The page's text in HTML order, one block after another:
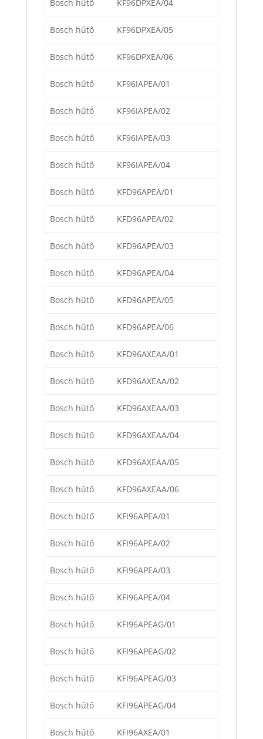
Bosch hűtő KF96DPXEA/04
Bosch hűtő KF96DPXEA/05
Bosch hűtő KF96DPXEA/06
Bosch hűtő KF96IAPEA/01
Bosch hűtő KF96IAPEA/02
Bosch hűtő KF96IAPEA/03
Bosch hűtő KF96IAPEA/04
Bosch hűtő KFD96APEA/01
Bosch hűtő KFD96APEA/02
Bosch hűtő KFD96APEA/03
Bosch hűtő KFD96APEA/04
Bosch hűtő KFD96APEA/05
Bosch hűtő KFD96APEA/06
Bosch hűtő KFD96AXEAA/01
Bosch hűtő KFD96AXEAA/02
Bosch hűtő KFD96AXEAA/03
Bosch hűtő KFD96AXEAA/04
Bosch hűtő KFD96AXEAA/05
Bosch hűtő KFD96AXEAA/06
Bosch hűtő KFI96APEA/01
Bosch hűtő KFI96APEA/02
Bosch hűtő KFI96APEA/03
Bosch hűtő KFI96APEA/04
Bosch hűtő KFI96APEAG/01
Bosch hűtő KFI96APEAG/02
Bosch hűtő KFI96APEAG/03
Bosch hűtő KFI96APEAG/04
Bosch hűtő KFI96AXEA/01